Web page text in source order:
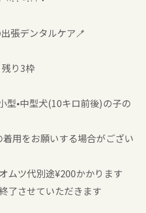
張デンタルケア🪥
り3枠
型•中型犬(10キロ前後)の子の
用をお願いする場合がござい
ムツ代別途¥200かかります
了させていただきます